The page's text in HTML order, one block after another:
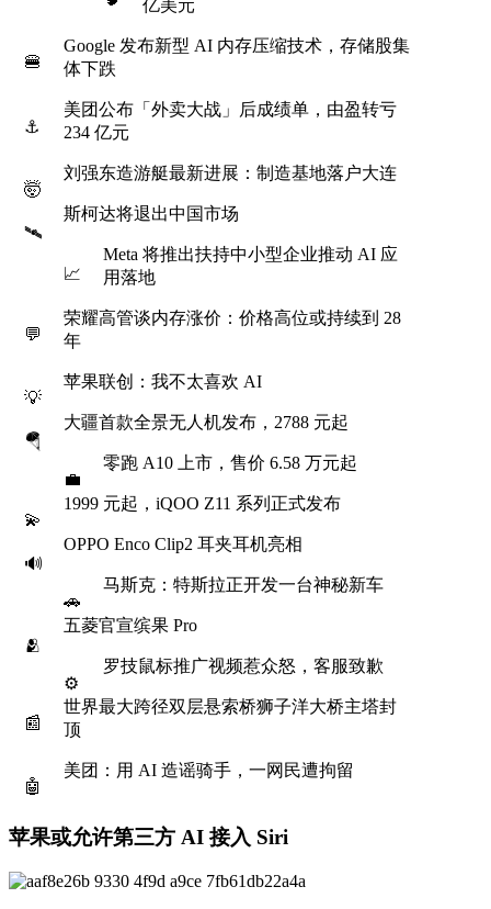
亿美元
🍔
Google 发布新型 AI 内存压缩技术，存储股集
体下跌
⚓
美团公布「外卖大战」后成绩单，由盈转亏
234 亿元
🤯
刘强东造游艇最新进展：制造基地落户大连
🛰️
斯柯达将退出中国市场
📈
Meta 将推出扶持中小型企业推动 AI 应
用落地
💬
荣耀高管谈内存涨价：价格高位或持续到 28
年
💡
苹果联创：我不太喜欢 AI
🪂
大疆首款全景无人机发布，2788 元起
💼
零跑 A10 上市，售价 6.58 万元起
💫
1999 元起，iQOO Z11 系列正式发布
🔊
OPPO Enco Clip2 耳夹耳机亮相
🚗
马斯克：特斯拉正开发一台神秘新车
🫂
五菱官宣缤果 Pro
⚙️
罗技鼠标推广视频惹众怒，客服致歉
📰
世界最大跨径双层悬索桥狮子洋大桥主塔封
顶
🤖
美团：用 AI 造谣骑手，一网民遭拘留
苹果或允许第三方 AI 接入 Siri